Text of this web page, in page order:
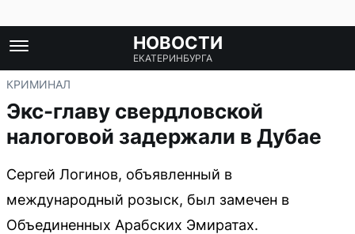
НОВОСТИ
ЕКАТЕРИНБУРГА
КРИМИНАЛ
Экс-главу свердловской
налоговой задержали в Дубае
Сергей Логинов, объявленный в
международный розыск, был замечен в
Объединенных Арабских Эмиратах.